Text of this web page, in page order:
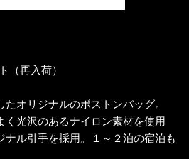
（再入荷）
オリジナルのボストンバッグ。
く光沢のあるナイロン素材を使用
ナル引手を採用。１～２泊の宿泊も